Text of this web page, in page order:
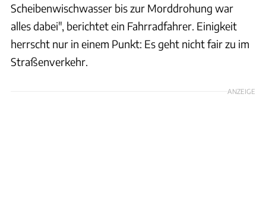
Scheibenwischwasser bis zur Morddrohung war
alles dabei", berichtet ein Fahrradfahrer. Einigkeit
herrscht nur in einem Punkt: Es geht nicht fair zu im
Straßenverkehr.
ANZEIGE